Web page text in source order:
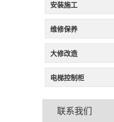
安装施工
维修保养
大修改造
电梯控制柜
联系我们